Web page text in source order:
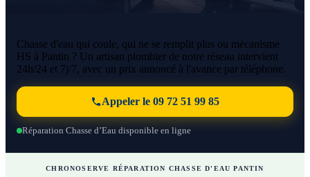
Chasse d'eau qui coule, qui ne se remplit plus ou mécanisme
HS à Pantin ? Un artisan plombier de notre réseau intervient
24h/24 et 7j/7, avec un prix annoncé à l'avance par téléphone.
Appeler le 09 72 51 99 85
Réparation Chasse d’Eau disponible en ligne
CHRONOSERVE RÉPARATION CHASSE D'EAU PANTIN